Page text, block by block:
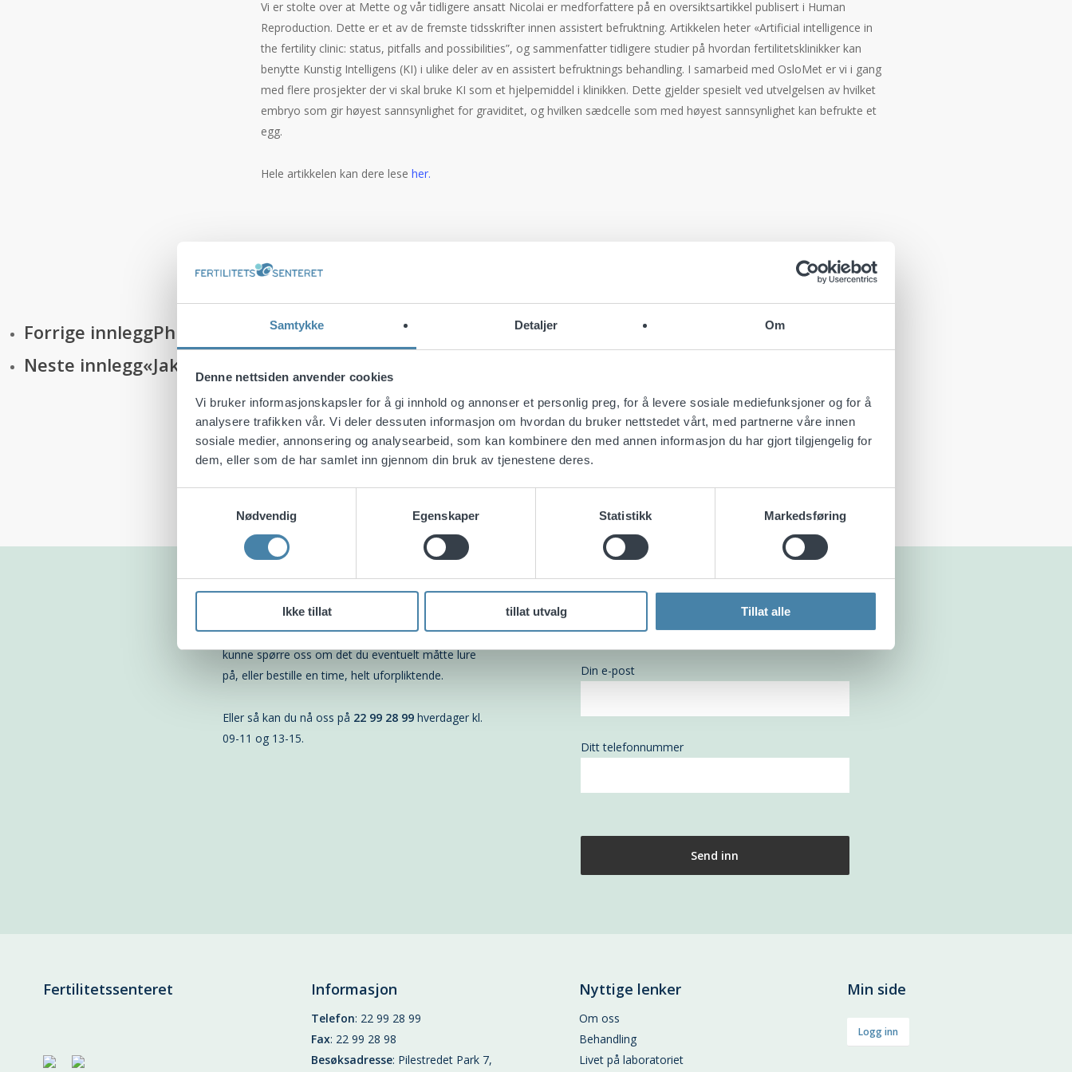
Samtykke Detaljer Om
Denne nettsiden anvender cookies
Vi bruker informasjonskapsler for å gi innhold og annonser et personlig preg, for å levere sosiale mediefunksjoner og for å
analysere trafikken vår. Vi deler dessuten informasjon om hvordan du bruker nettstedet vårt, med partnerne våre innen
sosiale medier, annonsering og analysearbeid, som kan kombinere den med annen informasjon du har gjort tilgjengelig for
dem, eller som de har samlet inn gjennom din bruk av tjenestene deres.
Nødvendig
Egenskaper Statistikk Markedsføring
Ikke tillat tillat utvalg Tillat alle
Vi er stolte over at Mette og vår tidligere ansatt Nicolai er medforfattere på en oversiktsartikkel publisert i Human
Reproduction. Dette er et av de fremste tidsskrifter innen assistert befruktning. Artikkelen heter «Artificial intelligence in
the fertility clinic: status, pitfalls and possibilities”, og sammenfatter tidligere studier på hvordan fertilitetsklinikker kan
benytte Kunstig Intelligens (KI) i ulike deler av en assistert befruktnings behandling. I samarbeid med OsloMet er vi i gang
med flere prosjekter der vi skal bruke KI som et hjelpemiddel i klinikken. Dette gjelder spesielt ved utvelgelsen av hvilket
embryo som gir høyest sannsynlighet for graviditet, og hvilken sædcelle som med høyest sannsynlighet kan befrukte et
egg.
Hele artikkelen kan dere leseher.
Forrige innleggPhD-studie på L-karnitin og spermier
Neste innlegg«Jakten på ny gullstandard for sædkvalitet»
Flere innlegg av Fertilitetssenteret
Lurer du på noe?
Fyll inn skjemaet så tar vi kontakt med deg. Du vil
kunne spørre oss om det du eventuelt måtte lure
på, eller bestille en time, helt uforpliktende.
Eller så kan du nå oss på 22 99 28 99hverdager kl.
09-11 og 13-15.
Ditt navn
Din e-post
Ditt telefonnummer
Fertilitetssenteret Informasjon
Telefon: 22 99 28 99
Fax: 22 99 28 98
Besøksadresse: Pilestredet Park 7,
Nyttige lenker
Om oss
Behandling
Livet på laboratoriet
Min side
Logg inn